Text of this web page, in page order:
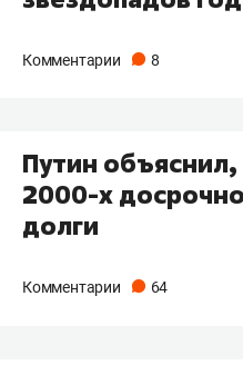
Комментарии 8
Путин объяснил,
2000-х
долги
Комментарии 64